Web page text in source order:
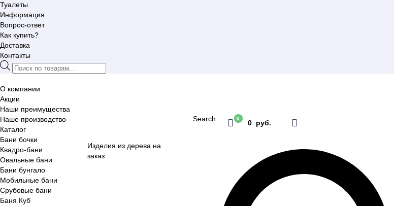
Туалеты
Информация
Вопрос-ответ
Как купить?
Доставка
Контакты
Поиск
товаров
Изделия из дерева на
заказ
Search 0
0 руб.
О компании
Акции
Наши преимущества
Наше производство
Каталог
Бани бочки
Квадро-бани
Овальные бани
Бани бунгало
Мобильные бани
Срубовые бани
Баня Куб